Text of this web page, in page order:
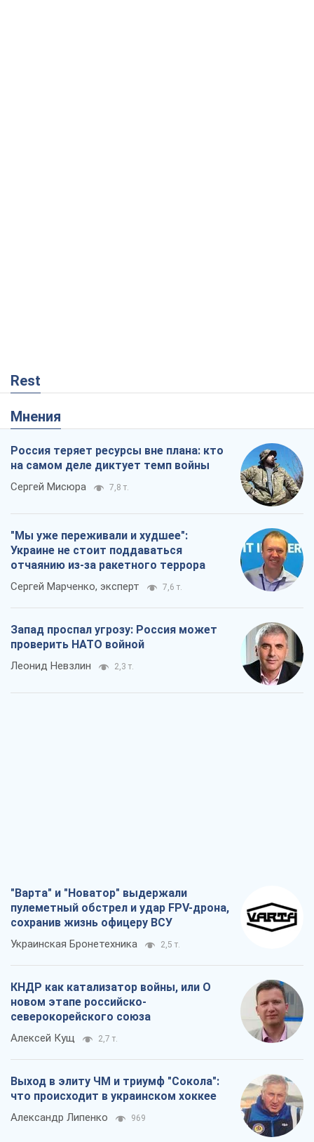
Rest
Мнения
Россия теряет ресурсы вне плана: кто
на самом деле диктует темп войны
Сергей Мисюра 7,8 т.
"Мы уже переживали и худшее":
Украине не стоит поддаваться
отчаянию из-за ракетного террора
Сергей Марченко, эксперт 7,6 т.
Запад проспал угрозу: Россия может
проверить НАТО войной
Леонид Невзлин 2,3 т.
"Варта" и "Новатор" выдержали
пулеметный обстрел и удар FPV-дрона,
сохранив жизнь офицеру ВСУ
Украинская Бронетехника 2,5 т.
КНДР как катализатор войны, или О
новом этапе российско-
северокорейского союза
Алексей Кущ 2,7 т.
Выход в элиту ЧМ и триумф "Сокола":
что происходит в украинском хоккее
Александр Липенко 969